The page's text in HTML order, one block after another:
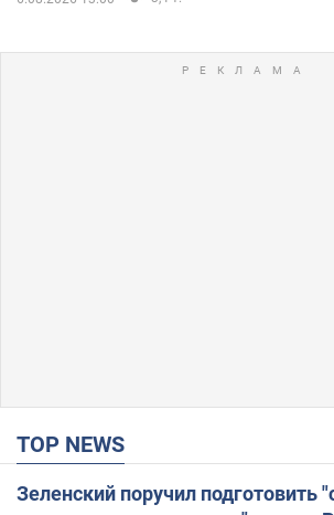
TOP NEWS
Зеленский поручил подготовить